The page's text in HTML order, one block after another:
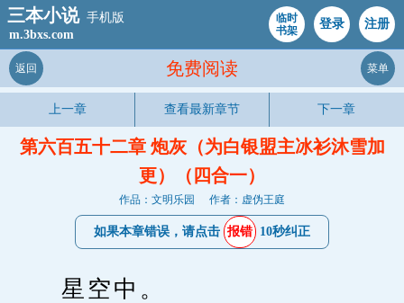
三本小说 手机版
m.3bxs.com
临时
书架
登录 注册
免费阅读
返回 菜单
上一章 查看最新章节 下一章
第六百五十二章 炮灰（为白银盟主冰衫沐雪加
更）（四合一）
作品：文明乐园 作者：虚伪王庭
如果本章错误，请点击 报错 10秒纠正
星空中。